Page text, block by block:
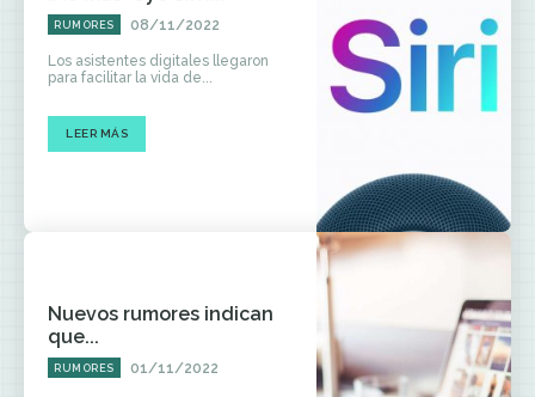
RUMORES 08/11/2022
Los asistentes digitales llegaron
para facilitar la vida de...
LEER MÁS
Nuevos rumores indican
que...
RUMORES 01/11/2022